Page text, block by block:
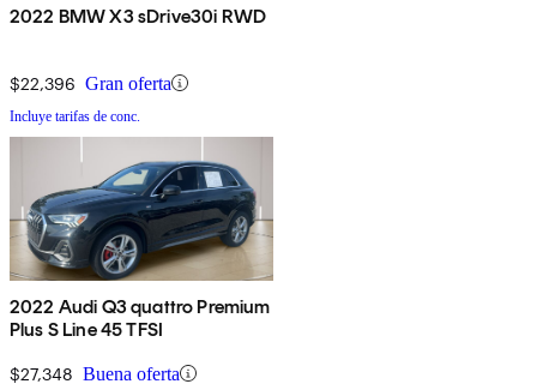
2022 BMW X3 sDrive30i RWD
$22,396 Gran oferta
Incluye tarifas de conc.
2022 Audi Q3 quattro Premium
Plus S Line 45 TFSI
$27,348 Buena oferta